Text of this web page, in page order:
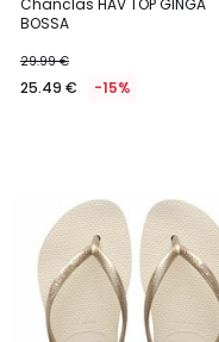
Chanclas HAV TOP GINGA
BOSSA
29.99 €
25.49 € -15%